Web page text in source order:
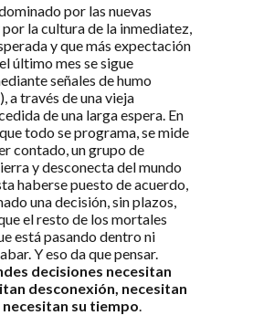
por las nuevas
la cultura de la inmediatez,
y que más expectación
último mes se sigue
señales de humo
a través de una vieja
de una larga espera. En
todo se programa, se mide
contado, un grupo de
y desconecta del mundo
haberse puesto de acuerdo,
una decisión, sin plazos,
el resto de los mortales
está pasando dentro ni
Y eso da que pensar.
decisiones necesitan
desconexión, necesitan
su tiempo.